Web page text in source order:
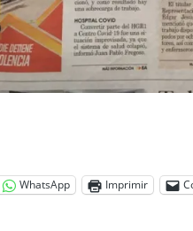
WhatsApp Imprimir